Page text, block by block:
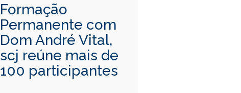
Formação
Permanente com
Dom André Vital,
scj reúne mais de
100 participantes